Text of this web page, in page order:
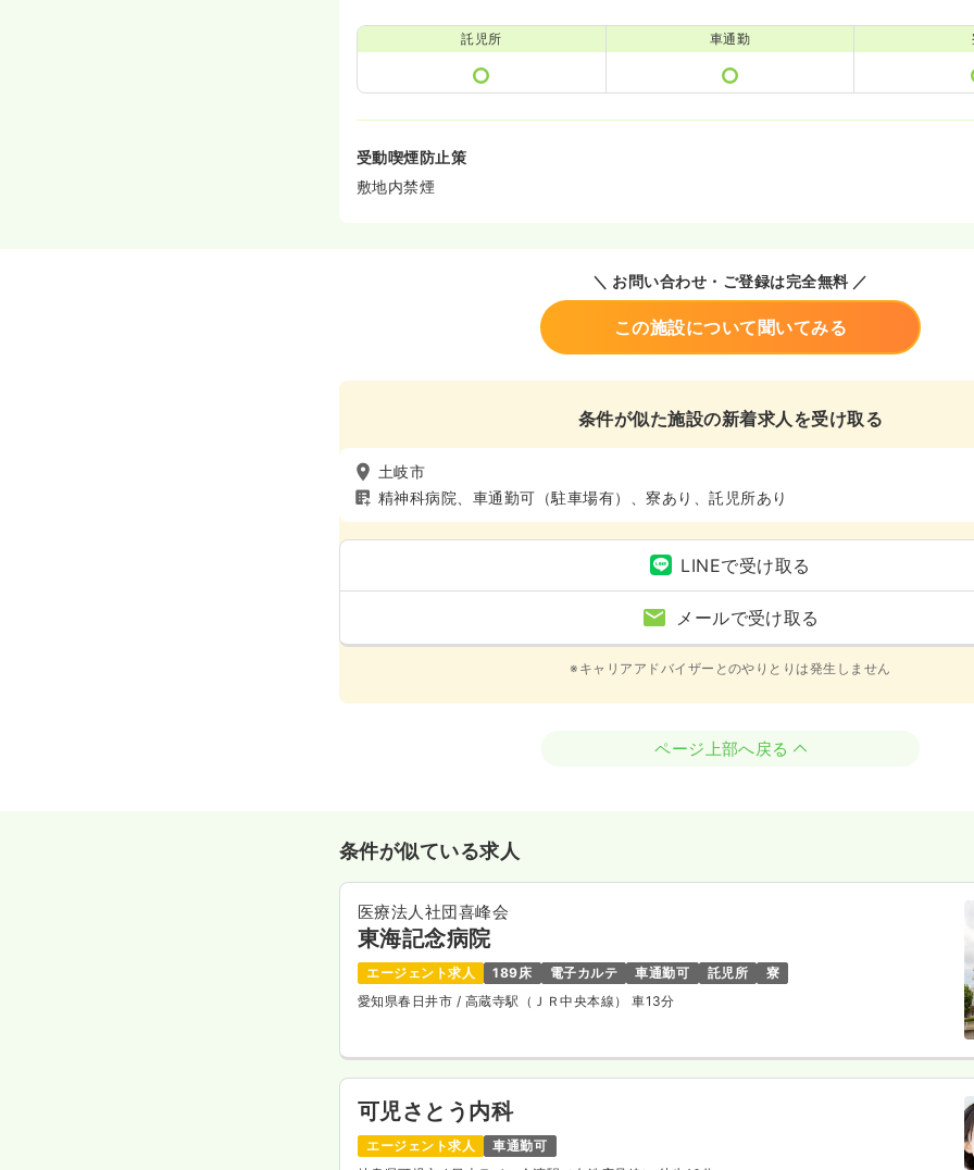
託児所 車通勤
受動喫煙防止策
敷地内禁煙
＼ お問い合わせ・ご登録は完全無料 ／
この施設について聞いてみる
条件が似た施設の新着求人を受け取る
土岐市
精神科病院、車通勤可（駐車場有）、寮あり、託児所あり
LINEで受け取る
メールで受け取る
※キャリアアドバイザーとのやりとりは発生しません
ページ上部へ戻る
条件が似ている求人
医療法人社団喜峰会
東海記念病院
エージェント求人 189床 電子カルテ 車通勤可 託児所
寮
愛知県春日井市 / 高蔵寺駅（ＪＲ中央本線） 車13分
可児さとう内科
エージェント求人
車通勤可